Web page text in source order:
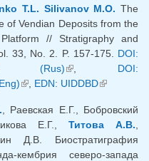
T.L. Silivanov M.O. The
of Vendian Deposits from the
// Stratigraphy and
33, No. 2. P. 157-175. DOI:
(Rus)(link is external)
DOI:
(link is external)
EDN: UIDDBD(link is
, Раевская Е.Г., Бобровский
Е.Г., Титова А.В.
Д.В. Биостратиграфия
кембрия северо-запада